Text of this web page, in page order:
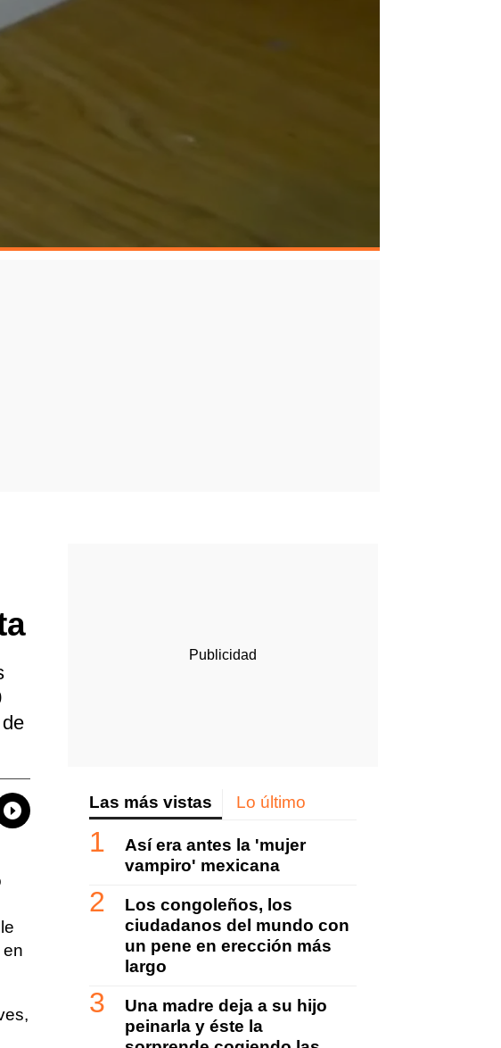
WhatsappFacebook
TwitterLinkedinFlipboard
Compartir
Las más vistas Lo último
Así era antes la 'mujer
vampiro' mexicana
Los congoleños, los
ciudadanos del mundo con
un pene en erección más
largo
Una madre deja a su hijo
peinarla y éste la